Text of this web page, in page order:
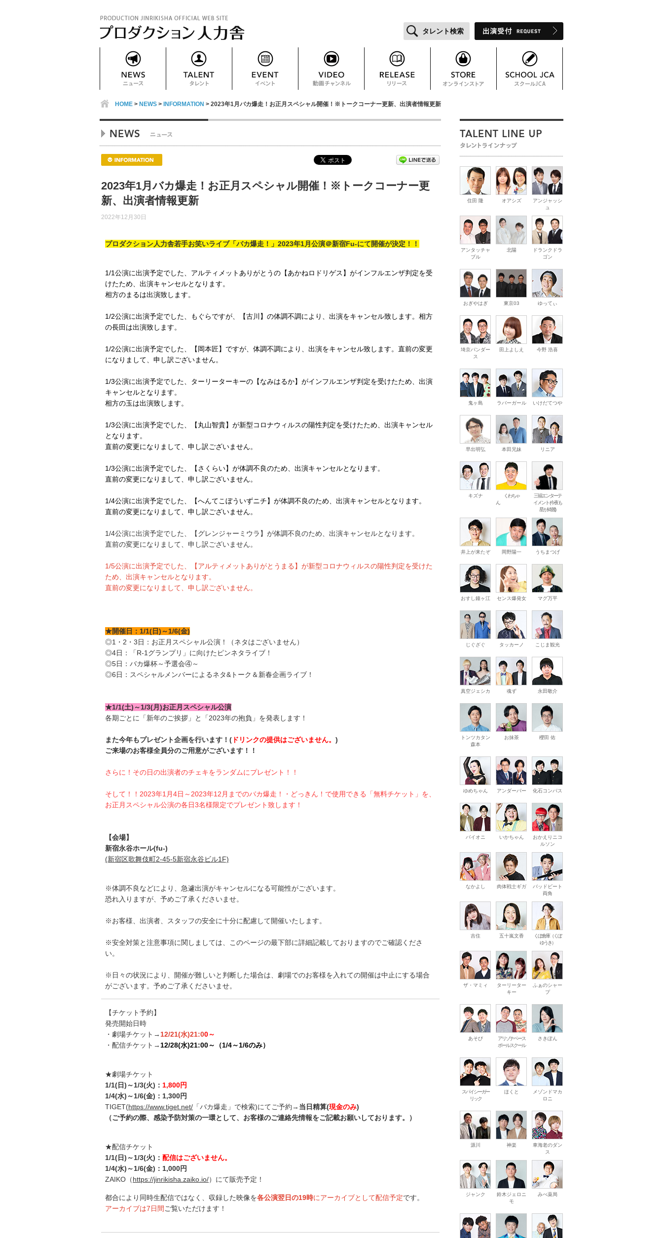
タレント検索
HOME > NEWS > INFORMATION > 2023年1月バカ爆走！お正月スペシャル開催！※トークコーナー更新、出演者情報更新
2023年1月バカ爆走！お正月スペシャル開催！※トークコーナー更
新、出演者情報更新
2022年12月30日
プロダクション人力舎若手お笑いライブ「バカ爆走！」2023年1月 公演＠新宿Fu-にて開催が決定！！
1/1公演に出演予定でした、アルティメットありがとうの【あかねロドリゲス】がインフルエンザ判定を受
けたため、出演キャンセルとなります。
相方のまるは出演致します。
1/2公演に出演予定でした、もぐらですが、【古川】の体調不調により、出演をキャンセル致します。相方
の長田は出演致します。
1/2公演に出演予定でした、【岡本匠】ですが、体調不調により、出演をキャンセル致します。直前の変更
になりまして、申し訳ございません。
1/3公演に出演予定でした、ターリーターキーの【なみはるか】がインフルエンザ判定を受けたため、出演
キャンセルとなります。
相方の玉は出演致します。
1/3公演に出演予定でした、【丸山智貴】が新型コロナウィルスの陽性判定を受けたため、出演キャンセル
となります。
直前の変更になりまして、申し訳ございません。
1/3公演に出演予定でした、【さくらい】が体調不良のため、出演キャンセルとなります。
直前の変更になりまして、申し訳ございません。
1/4公演に出演予定でした、【へんてこぼういずニチ】が体調不良のため、出演キャンセルとなります。
直前の変更になりまして、申し訳ございません。
1/4公演に出演予定でした、【グレンジャーミウラ 】が体調不良のため、出演キャンセルとなります。
直前の変更になりまして、申し訳ございません。
1/5公演に出演予定でした、【アルティメットありがとうまる】が新型コロナウィルスの陽性判定を受けた
ため、出演キャンセルとなります。
直前の変更になりまして、申し訳ございません。
★開催日：1/1(日)～1/6(金)
◎1・2・3日：お正月スペシャル公演！（ネタはございません）
◎4日：「R-1グランプリ」に向けたピンネタライブ！
◎5日：バカ爆杯～予選会④～
◎6日：スペシャルメンバーによるネタ&トーク＆新春企画ライブ！
★1/1(土)～1/3(月)お正月スペシャル公演
各期ごとに「新年のご挨拶」と「2023年の抱負」を発表します！
また今年もプレゼント企画を行います！( ドリンクの提供はございません。 )
ご来場のお客様全員分のご用意がございます！！
さらに！その日の出演者のチェキをランダムにプレゼント！！
そして！！2023年1月4日～2023年12月までのバカ爆走！・どっきん！で使用できる「無料チケット」を、
お正月スペシャル公演の各日3名様限定でプレゼント致します！
【会場】
新宿永谷ホール(fu-)
(新宿区歌舞伎町2-45-5新宿永谷ビル1F)
※体調不良などにより、急遽出演がキャンセルになる可能性がございます。
恐れ入りますが、予めご了承くださいませ。
※お客様、出演者、スタッフの安全に十分に配慮して開催いたします。
※安全対策と注意事項に関しましては、このページの最下部に詳細記載しておりますのでご確認くださ
い。
※日々の状況により、開催が難しいと判断した場合は、劇場でのお客様を入れての開催は中止にする場合
がございます。予めご了承くださいませ。
【チケット予約】
発売開始日時
・劇場チケット→ 12/21(水)21:00～
・配信チケット→ 12/28(水)21:00～（1/4～1/6のみ）
★劇場チケット
1/1(日)～1/3(火)： 1,800円
1/4(水)～1/6(金)：1,300円
TIGET(https://www.tiget.net/ 「バカ爆走」で検索)にてご予約→ 当日精算(現金のみ)
（ご予約の際、感染予防対策の一環として、お客様のご連絡先情報をご記載お願いしております。）
★配信チケット
1/1(日)～1/3(火)： 配信はございません。
1/4(水)～1/6(金)：1,000円
ZAIKO（https://jinrikisha.zaiko.io/）にて販売予定！
都合により同時生配信ではなく、収録した映像を各公演翌日の19時にアーカイブとして配信予定です。
アーカイブは7日間 ご覧いただけます！
住田 隆 オアシズ
アンジャッシ
ュ
アンタッチャ
ブル
北陽
ドランクドラ
ゴン
おぎやはぎ 東京03 ゆってぃ
埼京パンダー
ス
田上よしえ 今野 浩喜
鬼ヶ島 ラバーガール いけだてつや
早出明弘 本田兄妹 リニア
キズナ
くわちゃ
ん
三福エンターテ
イメント (今夜も
星が綺麗)
井上が来たぞ 岡野陽一 うちまつげ
おすし鐘ヶ江 センス爆発女 マグ万平
じぐざぐ タッカーノ こじま観光
真空ジェシカ 魂ず 永田敬介
トンツカタン
森本
お抹茶 櫻田 佑
ゆめちゃん アンダーパー 化石コンパス
バイオニ いかちゃん
おかえりニコ
ルソン
なかよし 肉体戦士ギガ
バッドビート
両角
吉住 五十嵐文香
くぼ倉庫（くぼ
ゆうき）
ザ・マミィ
ターリーター
キー
ふぁのシャー
プ
あそび
アリゾナベース
ボールスクール
さきぽん
スパイシーガー
リック
ほくと
メゾンドマカ
ロニ
源川 神楽
車海老のダン
ス
ジャンク
鈴木ジェロニ
モ
みべ薬局